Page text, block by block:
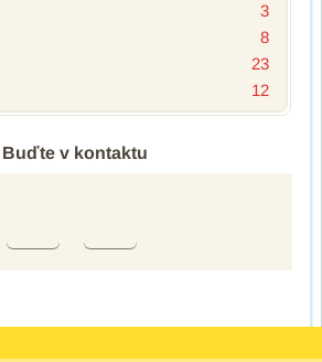
3
8
23
12
Buďte v kontaktu